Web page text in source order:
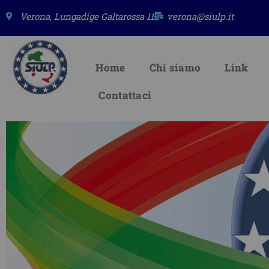
al
contenuto
Verona, Lungadige Galtarossa 11 verona@siulp.it
Home Chi siamo Link
Contattaci